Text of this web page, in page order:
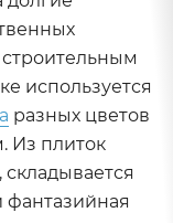
используется
разных цветов
Из плиток